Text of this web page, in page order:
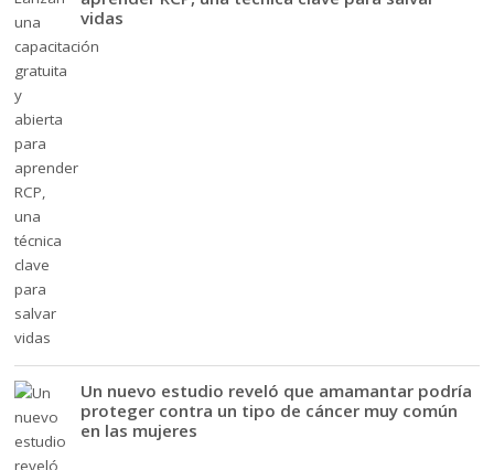
vidas
Un nuevo estudio reveló que amamantar podría
proteger contra un tipo de cáncer muy común
en las mujeres